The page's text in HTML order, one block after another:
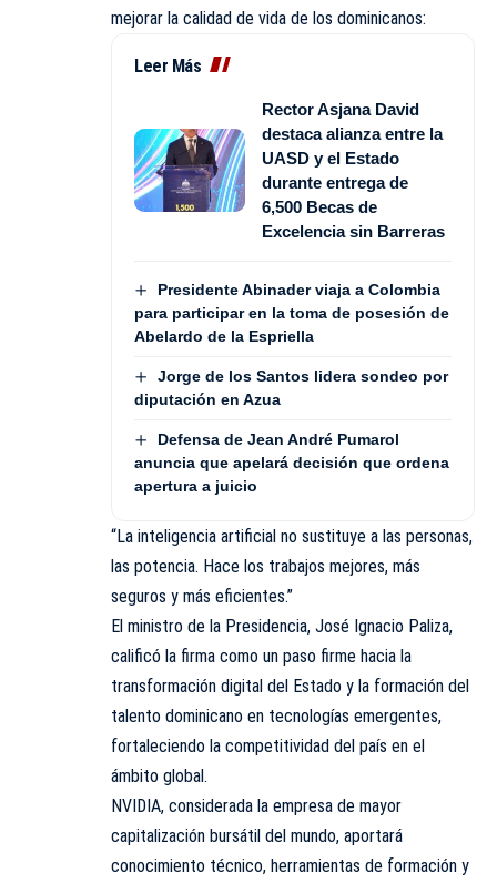
mejorar la calidad de vida de los dominicanos:
Leer Más
Rector Asjana David
destaca alianza entre la
UASD y el Estado
durante entrega de
6,500 Becas de
Excelencia sin Barreras
Presidente Abinader viaja a Colombia
para participar en la toma de posesión de
Abelardo de la Espriella
Jorge de los Santos lidera sondeo por
diputación en Azua
Defensa de Jean André Pumarol
anuncia que apelará decisión que ordena
apertura a juicio
“La inteligencia artificial no sustituye a las personas,
las potencia. Hace los trabajos mejores, más
seguros y más eficientes.”
El ministro de la Presidencia, José Ignacio Paliza,
calificó la firma como un paso firme hacia la
transformación digital del Estado y la formación del
talento dominicano en tecnologías emergentes,
fortaleciendo la competitividad del país en el
ámbito global.
NVIDIA, considerada la empresa de mayor
capitalización bursátil del mundo, aportará
conocimiento técnico, herramientas de formación y